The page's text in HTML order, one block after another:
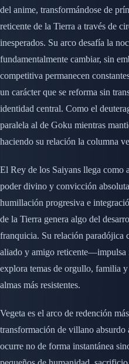
del anime, transformándose de
reticente de la Tierra a través de
inesperados. Su arco desafía la
fundamentalmente cambiar, sin
competitiva permanecen
un carácter que se reforma sin
identidad central. Como el
paralela al de Goku mientras
haciendo su relación la columna
El Rey de los Saiyans llega como
poder divino y convicción
humillación progresiva e
de la Tierra genera algo del
franquicia. Su relación
aliado y amigo reticente—impulsa
explora temas de orgullo, familia
almas más resistentes.
Vegeta es el arco de redención
transformación de villano
ocurre no de forma instantánea